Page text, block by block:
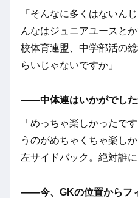
「そんなに多くはないん
んなはジュニアユースと
校体育連盟、中学部活の
らいじゃないですか」
――中体連はいかがでした
「めっちゃ楽しかったで
うのがめちゃくちゃ楽し
左サイドバック。絶対誰
――今、GKの位置からフ